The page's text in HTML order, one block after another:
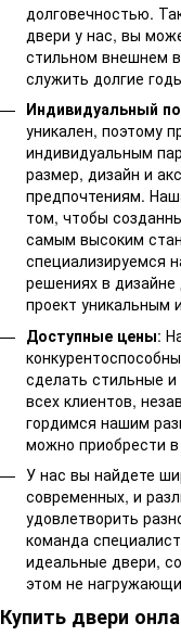
долговечностью.
двери у нас, вы
стильном внешнем
служить долгие
Индивидуальный
уникален, поэтому
индивидуальным
размер, дизайн и
предпочтениям.
том, чтобы
самым высоким
специализируемся
решениях в
проект уникальным
Доступные цены:
сделать стильные
всех клиентов,
гордимся нашим
можно приобрести
У нас вы найдете
современных, и
удовлетворить
команда
идеальные двери,
этом не
Купить двери